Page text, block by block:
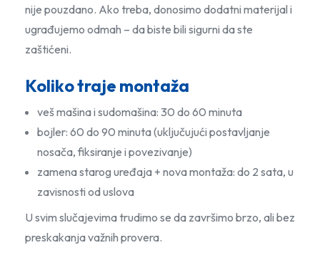
nije pouzdano. Ako treba, donosimo dodatni materijal i
ugrađujemo odmah – da biste bili sigurni da ste
zaštićeni.
Koliko traje montaža
veš mašina i sudomašina: 30 do 60 minuta
bojler: 60 do 90 minuta (uključujući postavljanje
nosača, fiksiranje i povezivanje)
zamena starog uređaja + nova montaža: do 2 sata, u
zavisnosti od uslova
U svim slučajevima trudimo se da završimo brzo, ali bez
preskakanja važnih provera.